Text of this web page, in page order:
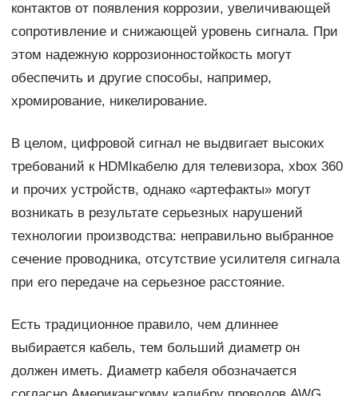
контактов от появления коррозии, увеличивающей
сопротивление и снижающей уровень сигнала. При
этом надежную коррозионностойкость могут
обеспечить и другие способы, например,
хромирование, никелирование.
В целом, цифровой сигнал не выдвигает высоких
требований к HDMIкабелю для телевизора, xbox 360
и прочих устройств, однако «артефакты» могут
возникать в результате серьезных нарушений
технологии производства: неправильно выбранное
сечение проводника, отсутствие усилителя сигнала
при его передаче на серьезное расстояние.
Есть традиционное правило, чем длиннее
выбирается кабель, тем больший диаметр он
должен иметь. Диаметр кабеля обозначается